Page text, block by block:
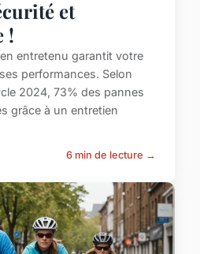
et
!
entretenu garantit votre
performances. Selon
2024, 73% des pannes
grâce à un entretien
6 min de lecture →